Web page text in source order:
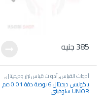
385جنيه
أدوات القياس,أدوات قياس ليزر وديجيتال,
باكوليس ديجيتال باكوليس ديجيتال 6 بوصة دقة 0.01 مم
UNIOR سلوفيني